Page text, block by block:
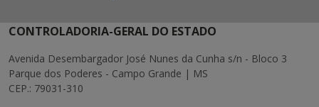
CONTROLADORIA-GERAL DO ESTADO
Avenida Desembargador José Nunes da Cunha s/n - Bloco 3
Parque dos Poderes - Campo Grande | MS
CEP.: 79031-310